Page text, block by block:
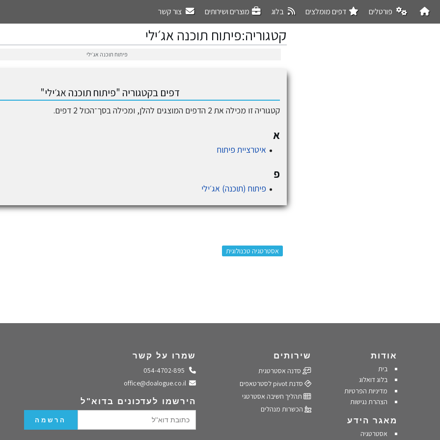
פורטלים דפים מומלצים בלוג מוצרים ושירותים צור קשר
קטגוריה:פיתוח תוכנה אג׳ילי
פיתוח תוכנה אג׳ילי
קפיצה
קפיצה
דפים בקטגוריה "פיתוח תוכנה אג׳ילי"
קטגוריה זו מכילה את 2 הדפים המוצגים להלן, ומכילה בסך־הכול 2 דפים.
א
איטרציית פיתוח
פ
פיתוח (תוכנה) אג׳ילי
אסטרטגיה טכנולוגית
אודות
בית
בלוג דואלוג
מדיניות הפרטיות
הצהרת נגישות
מאגר הידע
אסטרטגיה
שירותים
סדנה אסטרטגית
סדנת pivot לסטרטאפים
תהליך חשיבה אסטרטגי
הכשרות מנהלים
שמרו על קשר
התקשרו אלינו
שלחו מייל
הירשמו לעדכונים בדוא"ל